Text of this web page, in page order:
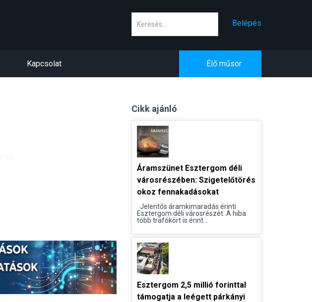
Belépés
Kapcsolat Élő műsor
Cikk ajánló
Áramszünet Esztergom déli
városrészében: Szigetelőtörés
okoz fennakadásokat
Jelentős áramkimaradás érinti
Esztergom déli városrészét. A hiba
több trafókört is érint...
Esztergom 2,5 millió forinttal
támogatja a leégett párkányi